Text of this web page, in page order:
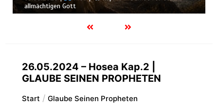
allmächtigen Gott
26.05.2024 – Hosea Kap.2 |
GLAUBE SEINEN PROPHETEN
Start Glaube Seinen Propheten